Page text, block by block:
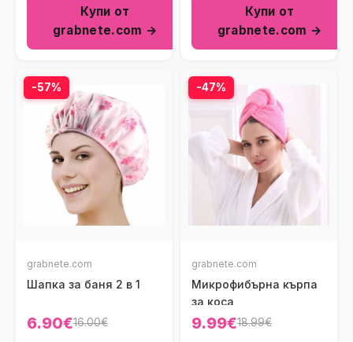
Купи от
grabnete.com →
Купи от
grabnete.com →
-57%
grabnete.com
Шапка за баня 2 в 1
6.90€16.00€
-47%
grabnete.com
Микрофибърна кърпа
за коса
9.99€18.99€